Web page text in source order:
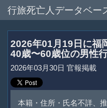
行旅死亡人データベー
2026年01月19日に福
40歳〜60歳位の男性
2026年03月30日 官報掲載
本籍・住所・氏名不詳、